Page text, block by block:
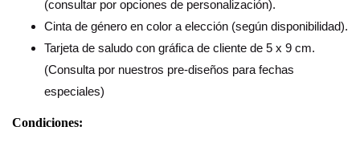
(consultar por opciones de personalización).
Cinta de género en color a elección (según disponibilidad).
Tarjeta de saludo con gráfica de cliente de 5 x 9 cm.
(Consulta por nuestros pre-diseños para fechas
especiales)
Condiciones: